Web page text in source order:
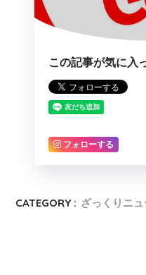
この記事が気に入
フォローする
CATEGORY : ざっくりニ